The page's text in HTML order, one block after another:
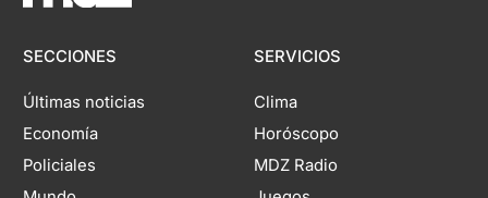
SECCIONES
Últimas noticias
Economía
Policiales
SERVICIOS
Clima
Horóscopo
MDZ Radio